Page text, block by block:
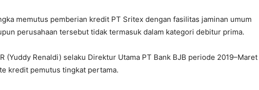
memutus pemberian kredit PT Sritex dengan fasilitas jaminan umum
perusahaan tersebut tidak termasuk dalam kategori debitur prima.
(Yuddy Renaldi) selaku Direktur Utama PT Bank BJB periode 2019–Maret
kredit pemutus tingkat pertama.